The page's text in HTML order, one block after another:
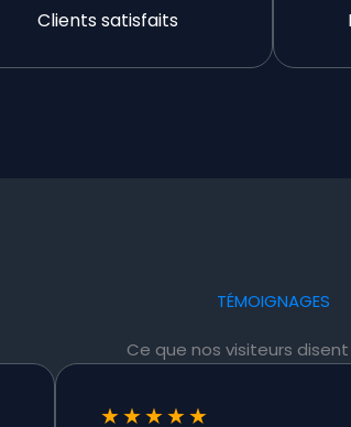
Clients satisfaits
TÉMOIGNAGES
Ce que nos visiteurs
★★★★★